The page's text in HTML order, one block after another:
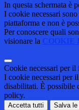
In questa schermata è
I cookie necessari
piattaforma e non è
Per conoscere quali
visionare la
COOKIE
Cookie necessari per il
I cookie necessari per
disabilitati. È possibile
policy.
Accetta tutti Salva le